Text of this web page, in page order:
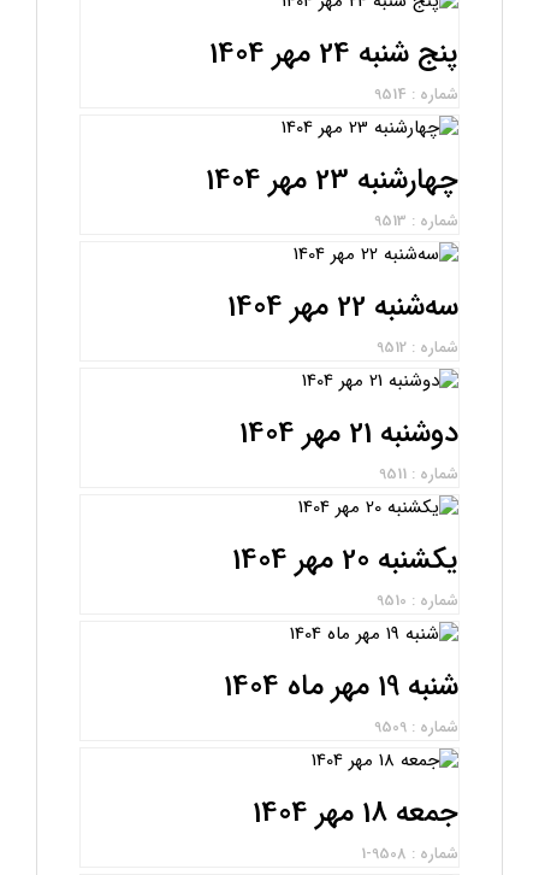
پنج شنبه 24 مهر 1404
شماره : 9514
چهارشنبه 23 مهر 1404
شماره : 9513
سه‌شنبه 22 مهر 1404
شماره : 9512
دوشنبه 21 مهر 1404
شماره : 9511
یکشنبه 20 مهر 1404
شماره : 9510
شنبه 19 مهر ماه 1404
شماره : 9509
جمعه 18 مهر 1404
شماره : 9508-1